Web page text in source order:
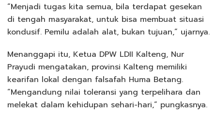
“Menjadi tugas kita semua, bila terdapat gesekan
di tengah masyarakat, untuk bisa membuat situasi
kondusif. Pemilu adalah alat, bukan tujuan,” ujarnya.
Menanggapi itu, Ketua DPW LDII Kalteng, Nur
Prayudi mengatakan, provinsi Kalteng memiliki
kearifan lokal dengan falsafah Huma Betang.
“Mengandung nilai toleransi yang terpelihara dan
melekat dalam kehidupan sehari-hari,” pungkasnya.